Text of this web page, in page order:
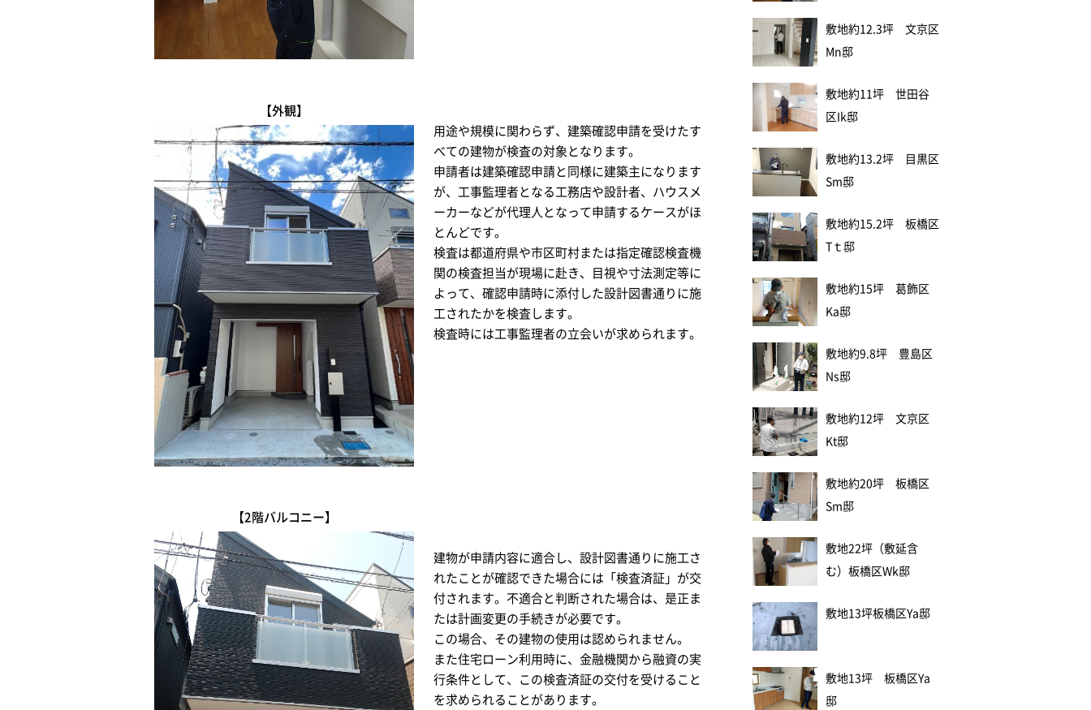
【外観】
用途や規模に関わらず、建築確認申請を受けたす
べての建物が検査の対象となります。
申請者は建築確認申請と同様に建築主になります
が、工事監理者となる工務店や設計者、ハウスメ
ーカーなどが代理人となって申請するケースがほ
とんどです。
検査は都道府県や市区町村または指定確認検査機
関の検査担当が現場に赴き、目視や寸法測定等に
よって、確認申請時に添付した設計図書通りに施
工されたかを検査します。
検査時には工事監理者の立会いが求められます。
【2階バルコニー】
建物が申請内容に適合し、設計図書通りに施工さ
れたことが確認できた場合には「検査済証」が交
付されます。不適合と判断された場合は、是正ま
たは計画変更の手続きが必要です。
この場合、その建物の使用は認められません。
また住宅ローン利用時に、金融機関から融資の実
行条件として、この検査済証の交付を受けること
を求められることがあります。
敷地約12.3坪 文京区
Mn邸
敷地約11坪 世田谷
区Ik邸
敷地約13.2坪 目黒区
Sm邸
敷地約15.2坪 板橋区
Tｔ邸
敷地約15坪 葛飾区
Ka邸
敷地約9.8坪 豊島区
Ns邸
敷地約12坪 文京区
Kt邸
敷地約20坪 板橋区
Sm邸
敷地22坪（敷延含
む）板橋区Wk邸
敷地13坪板橋区Ya邸
敷地13坪 板橋区Ya
邸